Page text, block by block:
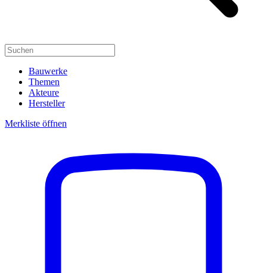
Bauwerke
Themen
Akteure
Hersteller
Merkliste öffnen